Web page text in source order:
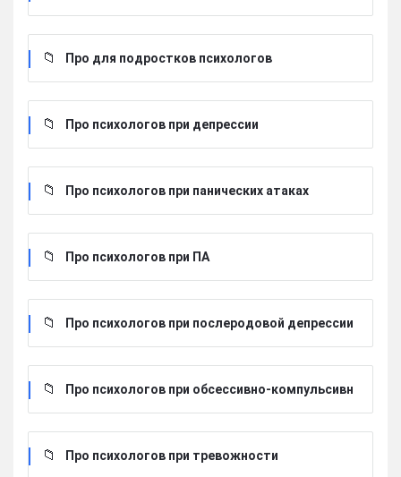
Про для подростков психологов
Про психологов при депрессии
Про психологов при панических атаках
Про психологов при ПА
Про психологов при послеродовой депрессии
Про психологов при обсессивно-компульсивн
Про психологов при тревожности